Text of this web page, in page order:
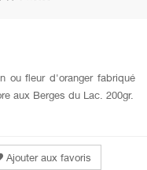
ou fleur d'oranger fabriqué
aux Berges du Lac. 200gr.
Ajouter aux favoris